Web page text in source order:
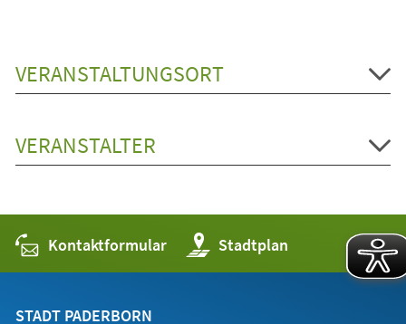
VERANSTALTUNGSORT
VERANSTALTER
Kontaktformular Stadtplan
(Öffnet
in
einem
STADT PADERBORN